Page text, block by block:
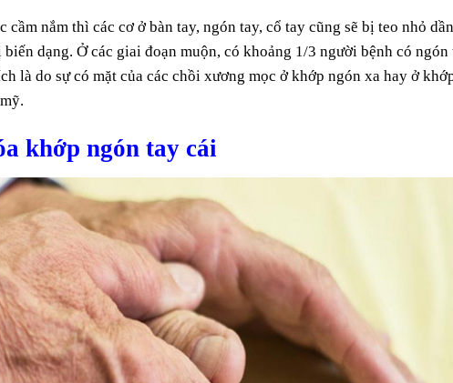
nắm thì các cơ ở bàn tay, ngón tay, cổ tay cũng sẽ bị teo nhỏ
dạng. Ở các giai đoạn muộn, có khoảng 1/3 người bệnh có ngón
là do sự có mặt của các chồi xương mọc ở khớp ngón xa hay ở
khớp ngón tay cái